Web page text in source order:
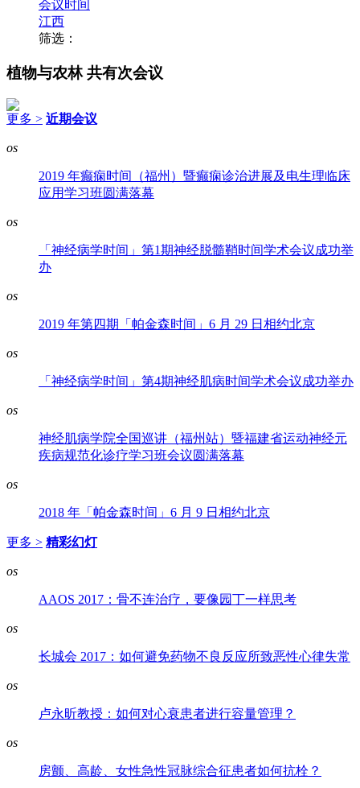
会议时间
江西
筛选：
植物与农林共有次会议
更多 > 近期会议
os
2019 年癫痫时间（福州）暨癫痫诊治进展及电生理临床
应用学习班圆满落幕
os
「神经病学时间」第1期神经脱髓鞘时间学术会议成功举
办
os
2019 年第四期「帕金森时间」6 月 29 日相约北京
os
「神经病学时间」第4期神经肌病时间学术会议成功举办
os
神经肌病学院全国巡讲（福州站）暨福建省运动神经元
疾病规范化诊疗学习班会议圆满落幕
os
2018 年「帕金森时间」6 月 9 日相约北京
更多 > 精彩幻灯
os
AAOS 2017：骨不连治疗，要像园丁一样思考
os
长城会 2017：如何避免药物不良反应所致恶性心律失常
os
卢永昕教授：如何对心衰患者进行容量管理？
os
房颤、高龄、女性急性冠脉综合征患者如何抗栓？